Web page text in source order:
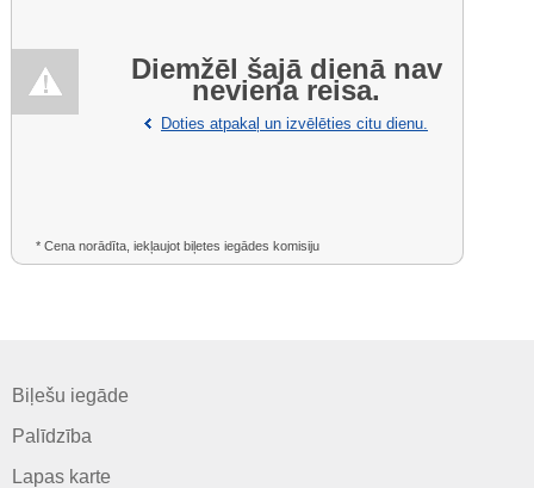
Diemžēl šajā dienā nav
neviena reisa.
Doties atpakaļ un izvēlēties citu dienu.
* Cena norādīta, iekļaujot biļetes iegādes komisiju
Biļešu iegāde
Palīdzība
Lapas karte